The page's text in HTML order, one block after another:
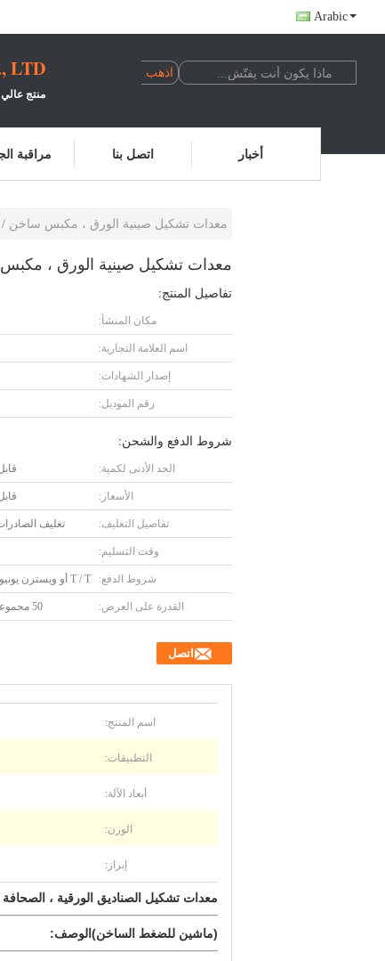
Arabic
LTD.
منتج
مراقبة اتصل بنا أخبار
معدات تشكيل صينية الورق ، مكبس ساخن / آلة
معدات تشكيل صينية الورق ، مكبس
تفاصيل المنتج:
مكان المنشأ:
اسم العلامة التجارية:
إصدار الشهادات:
رقم الموديل:
شروط الدفع والشحن:
الحد الأدنى لكمية:
الأسعار:
تفاصيل التغليف: تغليف
وقت التسليم:
شروط الدفع: T / T أو ويسترن يونيون أو L / C
القدرة على العرض: 50 مجموعات شهريا
اتصل
اسم المنتج:
التطبيقات:
أبعاد الآلة:
الوزن:
إبراز:
معدات تشكيل الصناديق الورقية ، الصحافة
(ماشين للضغط الساخن) الوصف: